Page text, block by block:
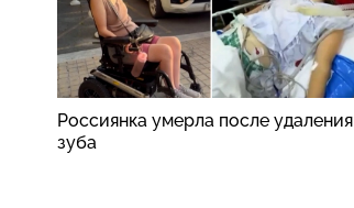
Россиянка умерла после удаления
зуба